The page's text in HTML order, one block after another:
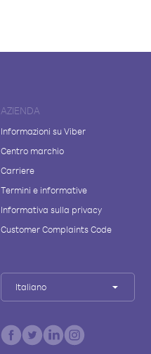
AZIENDA
Informazioni su Viber
Centro marchio
Carriere
Termini e informative
Informativa sulla privacy
Customer Complaints Code
Italiano